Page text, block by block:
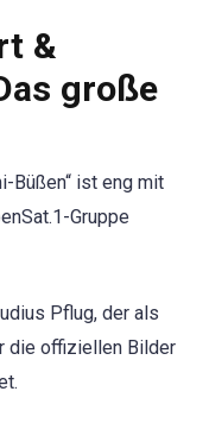
&
große
Büßen“ ist eng mit
Gruppe
Pflug, der als
die offiziellen Bilder